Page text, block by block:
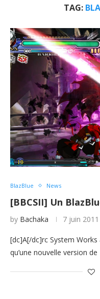
TAG:
BlazBlue News
[BBCSII] Un
by Bachaka 7 juin 2011
[dc]A[/dc]rc System
qu’une nouvelle version